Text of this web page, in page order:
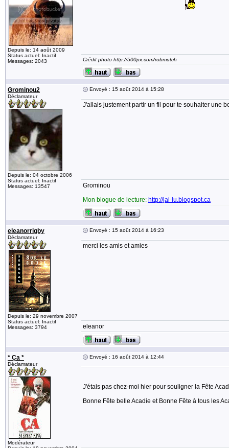
Depuis le: 14 août 2009
Status actuel: Inactif
Messages: 2043
Crédit photo http://500px.com/robmutch
Grominou2
Déclamateur
Depuis le: 04 octobre 2006
Status actuel: Inactif
Messages: 13547
Envoyé : 15 août 2014 à 15:28
J'allais justement partir un fil pour te souhaiter une
Grominou
Mon blogue de lecture: http://jai-lu.blogspot.ca
eleanorrigby
Déclamateur
Depuis le: 29 novembre 2007
Status actuel: Inactif
Messages: 3794
Envoyé : 15 août 2014 à 16:23
merci les amis et amies
eleanor
* Ça *
Déclamateur
Modérateur
Envoyé : 16 août 2014 à 12:44
J'étais pas chez-moi hier pour souligner la Fête
Bonne Fête belle Acadie et Bonne Fête à tous les